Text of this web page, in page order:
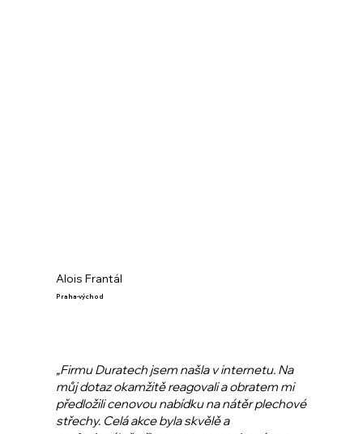
Alois Frantál
Praha-východ
„Firmu Duratech jsem našla v internetu. Na
můj dotaz okamžitě reagovali a obratem mi
předložili cenovou nabídku na nátěr plechové
střechy. Celá akce byla skvělě a